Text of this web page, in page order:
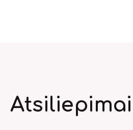
Atsiliepimai